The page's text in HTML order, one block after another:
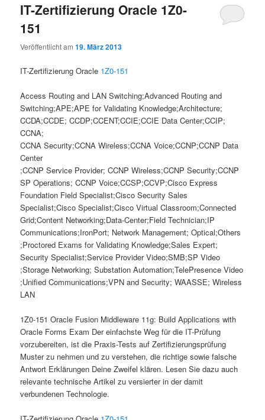
IT-Zertifizierung Oracle 1Z0-
151
Veröffentlicht am19. März 2013
IT-Zertifizierung Oracle 1Z0-151
Access Routing and LAN Switching;Advanced Routing and
Switching;APE;APE for Validating Knowledge;Architecture;
CCDA;CCDE; CCDP;CCENT;CCIE;CCIE Data Center;CCIP;
CCNA;
CCNA Security;CCNA Wireless;CCNA Voice;CCNP;CCNP Data
Center
;CCNP Service Provider; CCNP Wireless;CCNP Security;CCNP
SP Operations; CCNP Voice;CCSP;CCVP;Cisco Express
Foundation Field Specialist;Cisco Security Sales
Specialist;Cisco Specialist;Cisco Virtual Classroom;Connected
Grid;Content Networking;Data-Center;Field Technician;IP
Communications;IronPort; Network Management; Optical;Others
;Proctored Exams for Validating Knowledge;Sales Expert;
Security Specialist;Service Provider Video;SMB;SP Video
;Storage Networking; Substation Automation;TelePresence Video
;Unified Communications;VPN and Security; WAASSE; Wireless
LAN
1Z0-151 Oracle Fusion Middleware 11g: Build Applications with
Oracle Forms Exam Der einfachste Weg für die IT-Prüfung
vorzubereiten, ist die Praxis-Tests auf Zertifizierungsprüfung
Muster zu nehmen und zu verstehen, die richtige sowie falsche
Antwort Erklärungen Deine Zweifel klären. Lesen Sie dazu auch
relevante technische Artikel zu versierter in der damit
verbundenen Technologie.